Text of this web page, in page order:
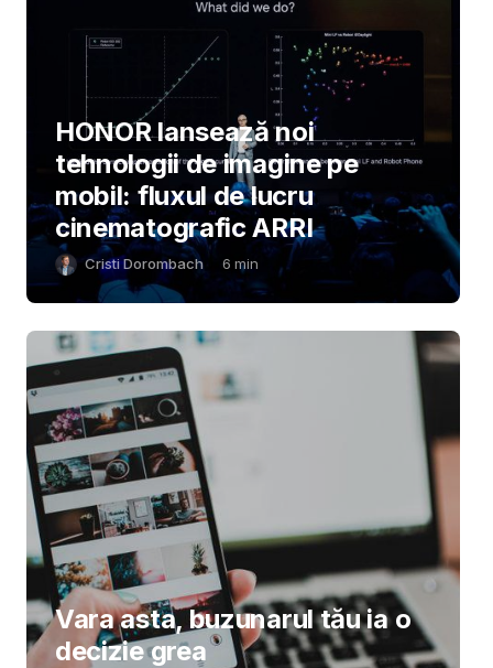
HONOR lansează noi
tehnologii de imagine pe
mobil: fluxul de lucru
cinematografic ARRI
Cristi Dorombach 6 min
Vara asta, buzunarul tău ia o
decizie grea